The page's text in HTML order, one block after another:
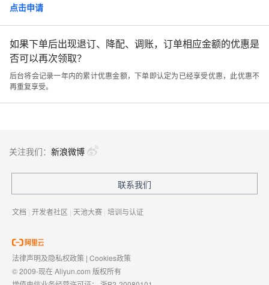
点击申请
如果下单后出现退订、降配、调账，订单相应金额的优惠是
否可以再次领取？
后台将会记录一年内的累计优惠金额，下单即认定为已经享受优惠，此优惠不
再重复享受。
关注我们： 新浪微博
联系我们
文档 | 开发者社区 | 天池大赛 | 培训与认证
法律声明及隐私权政策 | Cookies政策
© 2009-现在 Aliyun.com 版权所有